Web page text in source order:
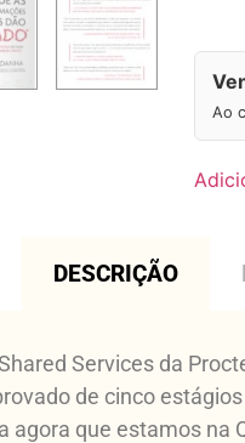
Ao
DESCRIÇÃO
Services da
de cinco
agora que estamos na